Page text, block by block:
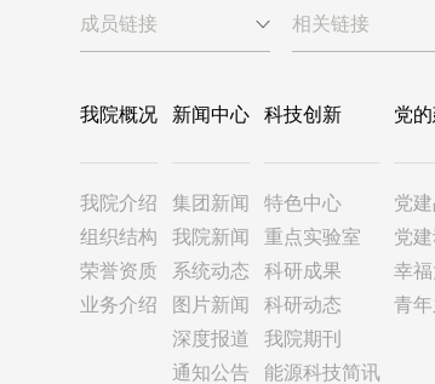
成员链接 相关链接
我院概况
我院介绍
组织结构
荣誉资质
业务介绍
新闻中心
集团新闻
我院新闻
系统动态
图片新闻
深度报道
通知公告
科技创新
特色中心
重点实验室
科研成果
科研动态
我院期刊
能源科技简讯
党
党
党
幸
青